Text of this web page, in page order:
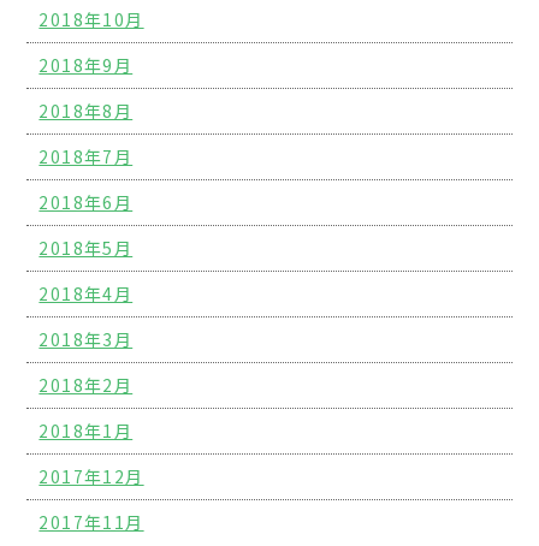
2018年10月
2018年9月
2018年8月
2018年7月
2018年6月
2018年5月
2018年4月
2018年3月
2018年2月
2018年1月
2017年12月
2017年11月